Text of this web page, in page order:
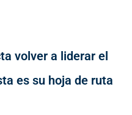
volver a liderar el
es su hoja de ruta